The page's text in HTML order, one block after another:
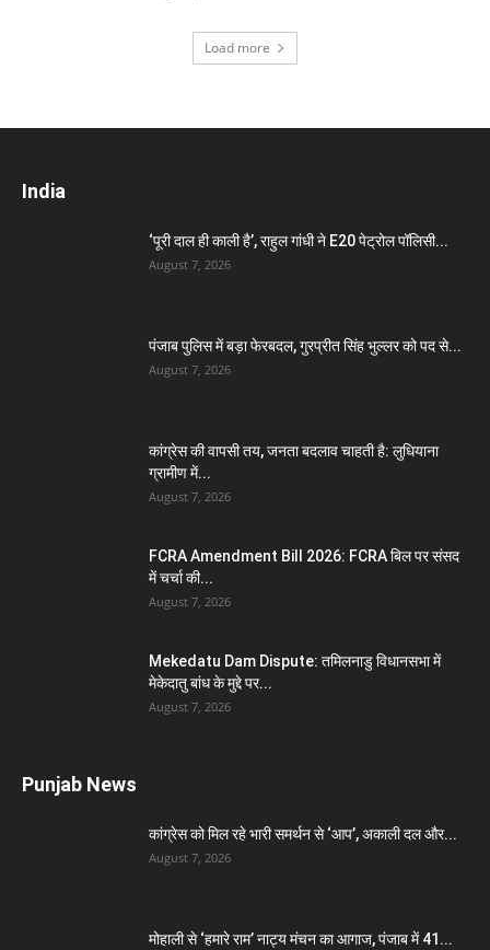
Load more
India
‘पूरी दाल ही काली है’, राहुल गांधी ने E20 पेट्रोल पॉलिसी...
August 7, 2026
पंजाब पुलिस में बड़ा फेरबदल, गुरप्रीत सिंह भुल्लर को पद से...
August 7, 2026
कांग्रेस की वापसी तय, जनता बदलाव चाहती है: लुधियाना
ग्रामीण में...
August 7, 2026
FCRA Amendment Bill 2026: FCRA बिल पर संसद
में चर्चा की...
August 7, 2026
Mekedatu Dam Dispute: तमिलनाडु विधानसभा में
मेकेदातु बांध के मुद्दे पर...
August 7, 2026
Punjab News
कांग्रेस को मिल रहे भारी समर्थन से ‘आप’, अकाली दल और...
August 7, 2026
मोहाली से ‘हमारे राम’ नाट्य मंचन का आगाज, पंजाब में 41...